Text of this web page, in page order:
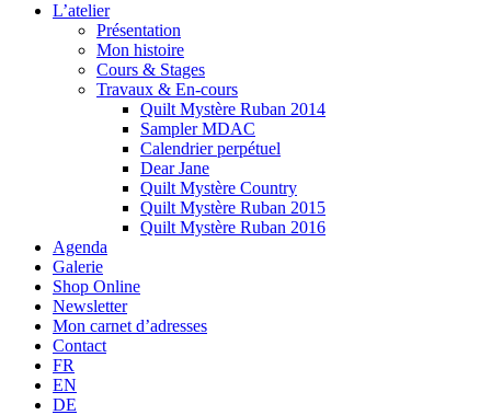
L’atelier
Présentation
Mon histoire
Cours & Stages
Travaux & En-cours
Quilt Mystère Ruban 2014
Sampler MDAC
Calendrier perpétuel
Dear Jane
Quilt Mystère Country
Quilt Mystère Ruban 2015
Quilt Mystère Ruban 2016
Agenda
Galerie
Shop Online
Newsletter
Mon carnet d’adresses
Contact
FR
EN
DE